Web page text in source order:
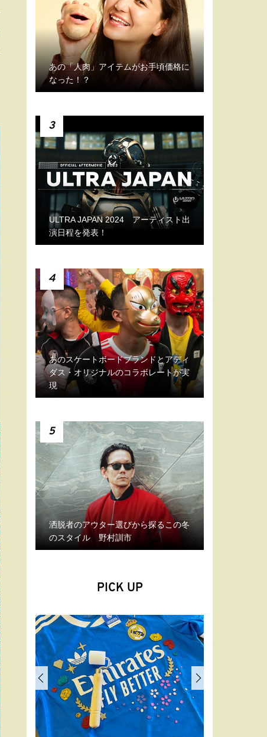
あの「人肉」アイテムがお手頃価格に
なった！？
3
ULTRA JAPAN 2024 アーティスト出
演日程を発表！
4
あのスケートボードブランドとアディ
ダス・オリジナルのコラボレートが実
現
5
洒脱者のアウター選びから探るこの冬
のスタイル 野村訓市
PICK UP